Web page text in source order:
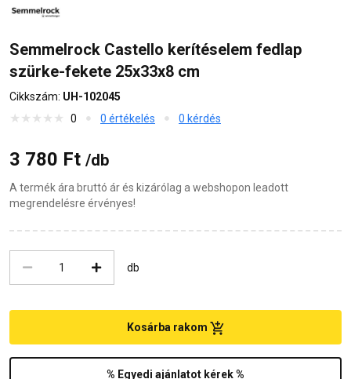
Semmelrock Castello kerítéselem fedlap
szürke-fekete 25x33x8 cm
Cikkszám: UH-102045
0
0 értékelés 0 kérdés
3 780 Ft /db
A termék ára bruttó ár és kizárólag a webshopon leadott
megrendelésre érvényes!
db
% Egyedi ajánlatot kérek %
Kosárba rakom